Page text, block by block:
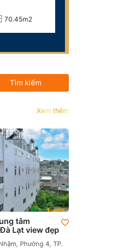
70.45m2
Tìm kiếm
Xem thêm
tâm
Lạt view đẹp
Phường 4, TP.